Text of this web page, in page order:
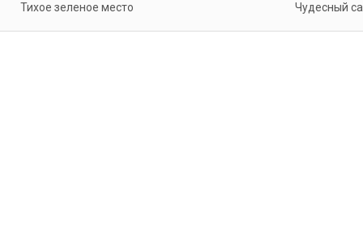
Тихое зеленое место Чудесный